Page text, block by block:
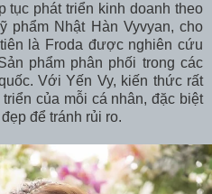
tục phát triển kinh doanh theo
phẩm Nhật Hàn Vyvyan, cho
là Froda được nghiên cứu
phẩm phân phối trong các
Với Yến Vy, kiến thức rất
của mỗi cá nhân, đặc biệt
để tránh rủi ro.